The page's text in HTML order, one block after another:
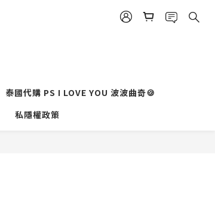
泰國代購 PS I LOVE YOU 波波曲奇🍪
私隱權政策